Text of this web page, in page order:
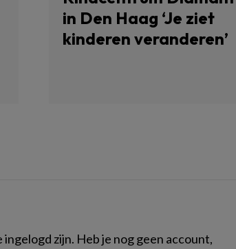
in Den Haag ‘Je ziet
kinderen veranderen’
zijn. Heb je nog geen account,